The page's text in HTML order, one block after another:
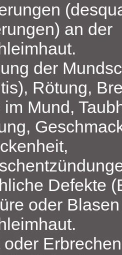
an der
der
Rötung,
Mund,
Defekte
oder